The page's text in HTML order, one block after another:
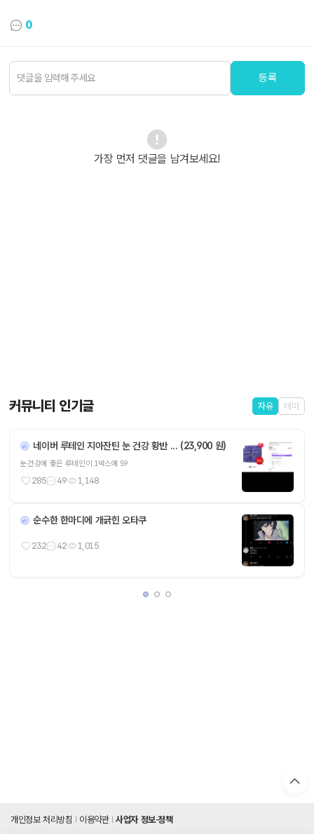
0
등록
가장 먼저 댓글을 남겨보세요!
커뮤니티 인기글 자유 테마
네이버 루테인 지아잔틴 눈 건강 황반 ... (23,900 원)
눈건강에 좋은 루테인이 1박스에 59
285 49 1,148
순수한 한마디에 개긁힌 오타쿠
232 42 1,015
개인정보 처리방침 이용약관 사업자 정보·정책